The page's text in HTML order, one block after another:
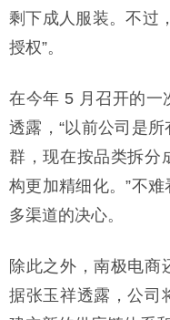
剩下成人服装。不过
授权”。
在今年 5 月召开的一
透露，“以前公司是
群，现在按品类拆分
构更加精细化。”不
多渠道的决心。
除此之外，南极电商
据张玉祥透露，公司